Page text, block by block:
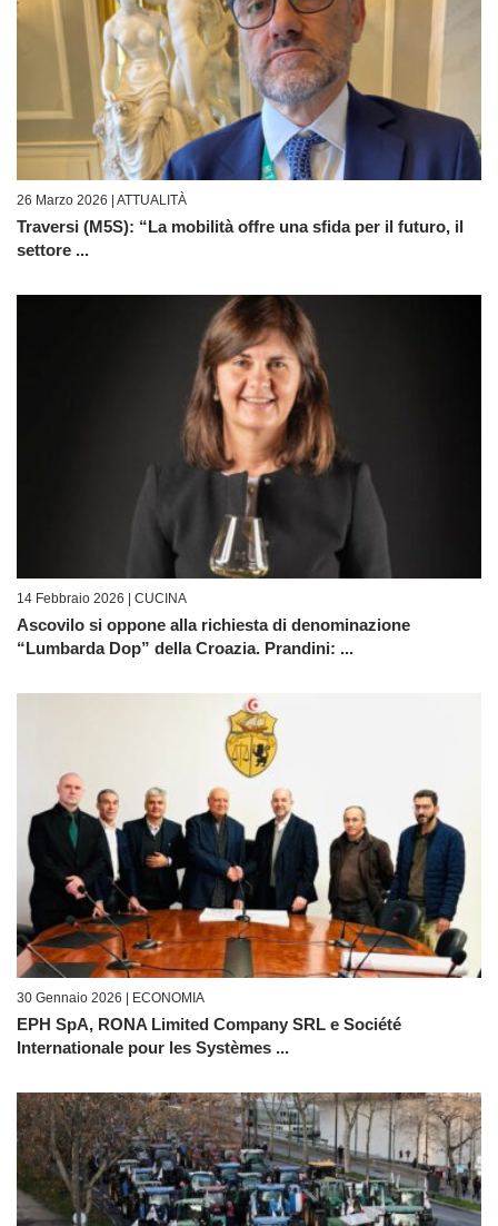
26 Marzo 2026 | ATTUALITÀ
Traversi (M5S): “La mobilità offre una sfida per il futuro, il
settore ...
14 Febbraio 2026 | CUCINA
Ascovilo si oppone alla richiesta di denominazione
“Lumbarda Dop” della Croazia. Prandini: ...
30 Gennaio 2026 | ECONOMIA
EPH SpA, RONA Limited Company SRL e Société
Internationale pour les Systèmes ...